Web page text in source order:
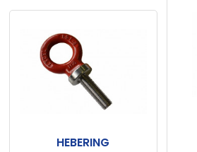
Kontakt
HEBERING